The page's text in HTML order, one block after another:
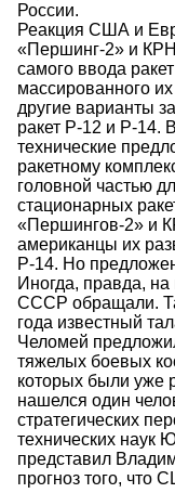
России.
Реакция США и
«Першинг-2» и
самого ввода
массированного
другие варианты
ракет Р-12 и Р-
технические
ракетному
головной частью
стационарных
«Першингов-2» и
американцы их
Р-14. Но
Иногда, правда,
СССР обращали.
года известный
Челомей
тяжелых боевых
которых были уже
нашелся один
стратегических
технических наук
представил
прогноз того, что